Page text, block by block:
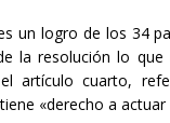
un logro de los 34
la resolución lo
artículo cuarto,
«derecho a